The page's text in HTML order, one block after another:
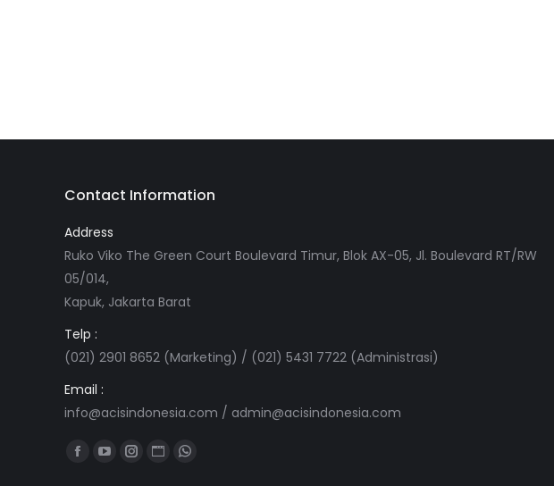
Contact Information
Address
Ruko Viko The Green Court Boulevard Timur, Blok AX-05, Jl. Boulevard RT/RW
05/014,
Kapuk, Jakarta Barat
Telp :
(021) 2901 8652 (Marketing) / (021) 5431 7722 (Administrasi)
Email :
info@acisindonesia.com / admin@acisindonesia.com
Find us on:
FacebookYouTube
Instagram
WebsiteWhatsapp